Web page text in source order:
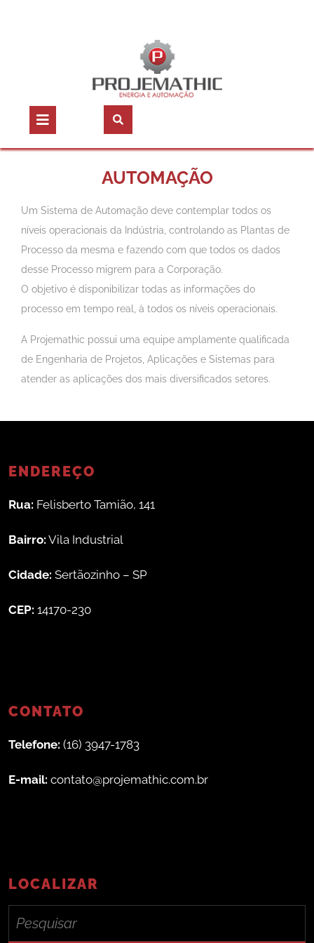
AUTOMAÇÃO
Um Sistema de Automação deve contemplar todos os
níveis operacionais da Indústria, controlando as Plantas de
Processo da mesma e fazendo com que todos os dados
desse Processo migrem para a Corporação.
O objetivo é disponibilizar todas as informações do
processo em tempo real, à todos os níveis operacionais.
A Projemathic possui uma equipe amplamente qualificada
de Engenharia de Projetos, Aplicações e Sistemas para
atender as aplicações dos mais diversificados setores.
ENDEREÇO
Rua: Felisberto Tamião, 141
Bairro: Vila Industrial
Cidade: Sertãozinho – SP
CEP: 14170-230
CONTATO
Telefone: (16) 3947-1783
E-mail: contato@projemathic.com.br
LOCALIZAR